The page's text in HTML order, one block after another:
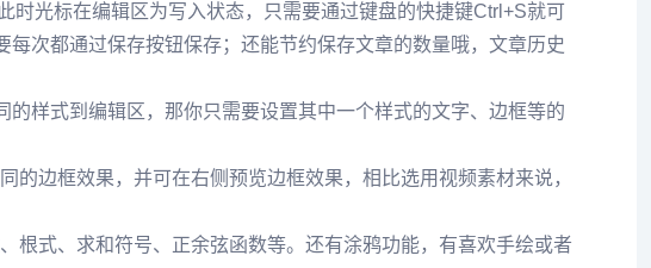
光标在编辑区为写入状态，只需要通过键盘的快捷键Ctrl+S就可
次都通过保存按钮保存；还能节约保存文章的数量哦，文章历史
样式到编辑区，那你只需要设置其中一个样式的文字、边框等的
边框效果，并可在右侧预览边框效果，相比选用视频素材来说，
式、求和符号、正余弦函数等。还有涂鸦功能，有喜欢手绘或者